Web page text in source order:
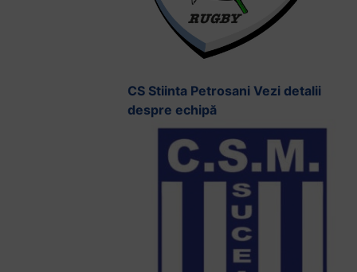
CS Stiinta Petrosani Vezi detalii
despre echipă